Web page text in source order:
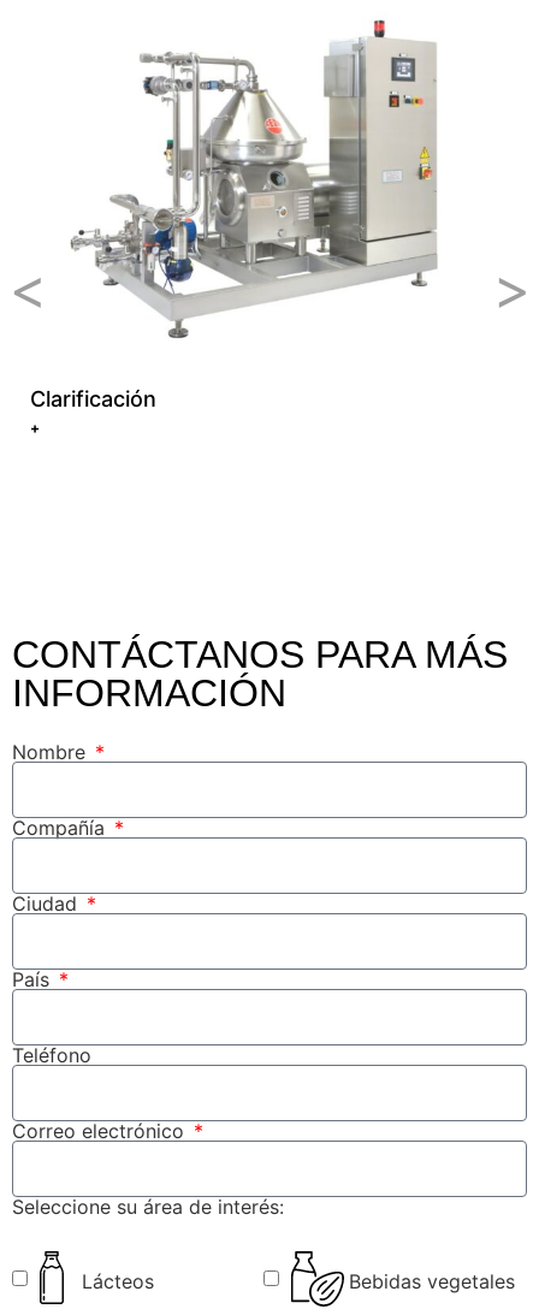
<
Clarificación
+
>
CONTÁCTANOS PARA MÁS
INFORMACIÓN
Nombre
Compañía
Ciudad
País
Teléfono
Correo electrónico
Seleccione su área de interés:
Lácteos Bebidas vegetales